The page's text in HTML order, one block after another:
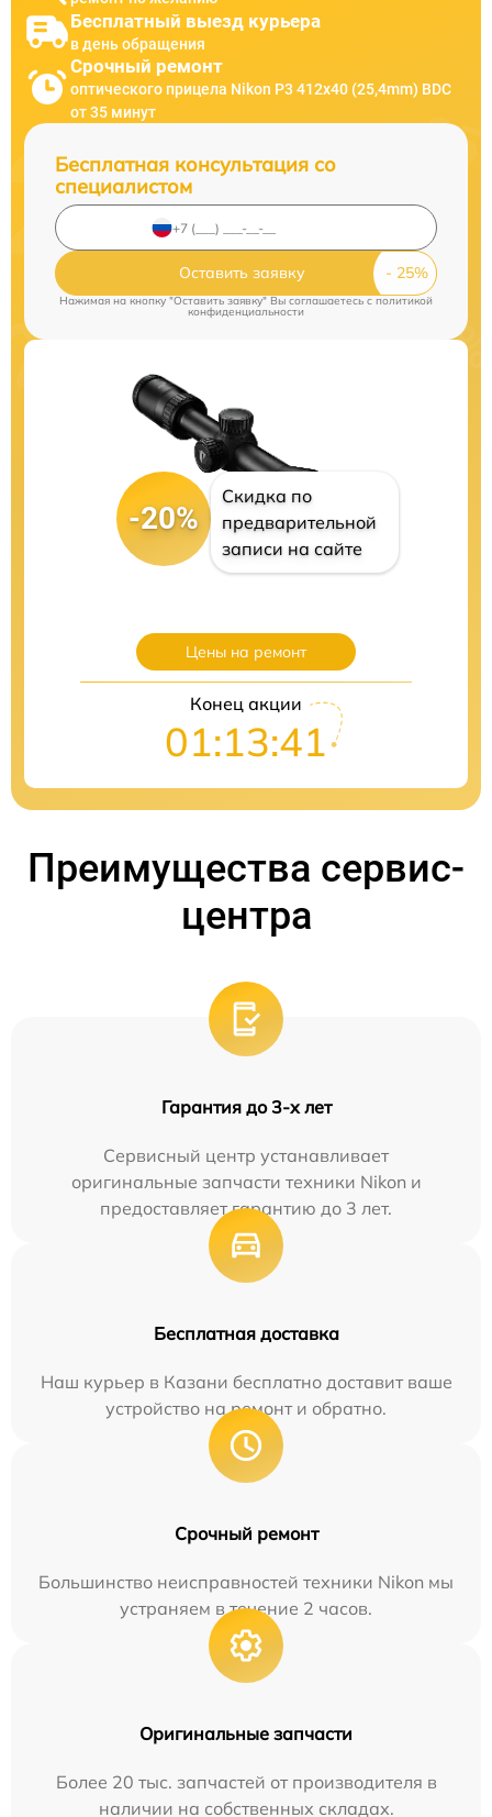
Бесплатный выезд курьера
в день обращения
Срочный ремонт
оптического прицела Nikon P3 412x40 (25,4mm) BDC
от 35 минут
Бесплатная консультация со
специалистом
Оставить заявку
Нажимая на кнопку "Оставить заявку" Вы соглашаетесь cполитикой
конфиденциальности
-20%
Скидка по
предварительной
записи на сайте
Цены на ремонт
Конец акции
01:13:41
Преимущества сервис-
центра
Гарантия до 3-х лет
Сервисный центр устанавливает
оригинальные запчасти техники Nikon и
предоставляет гарантию до 3 лет.
Бесплатная доставка
Наш курьер в Казани бесплатно доставит ваше
устройство на ремонт и обратно.
Срочный ремонт
Большинство неисправностей техники Nikon мы
устраняем в течение 2 часов.
Оригинальные запчасти
Более 20 тыс. запчастей от производителя в
наличии на собственных складах.